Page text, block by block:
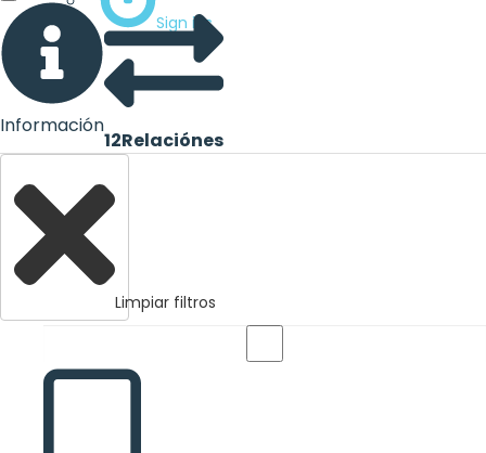
Sign ins
Información
12Relaciónes
Limpiar filtros